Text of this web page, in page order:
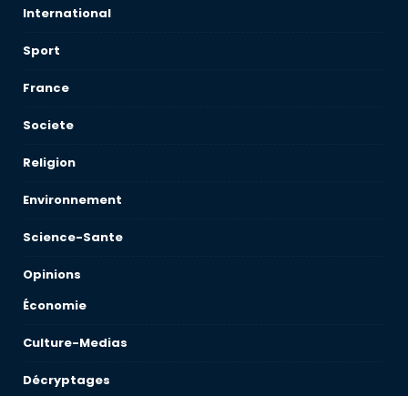
International
Sport
France
Societe
Religion
Environnement
Science-Sante
Opinions
Économie
Culture-Medias
Décryptages